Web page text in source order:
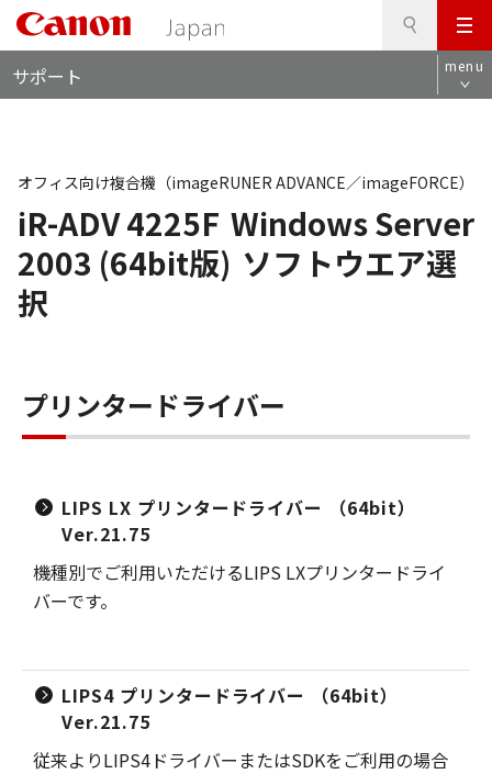
メ
ニ
ュ
サポート menu
iR-ADV 4225F Windows Server
2003 (64bit版) ソフトウエア選
択
オフィス向け複合機（imageRUNER ADVANCE／imageFORCE）
プリンタードライバー
LIPS LX プリンタードライバー （64bit）
Ver.21.75
機種別でご利用いただけるLIPS LXプリンタードライ
バーです。
LIPS4 プリンタードライバー （64bit）
Ver.21.75
従来よりLIPS4ドライバーまたはSDKをご利用の場合